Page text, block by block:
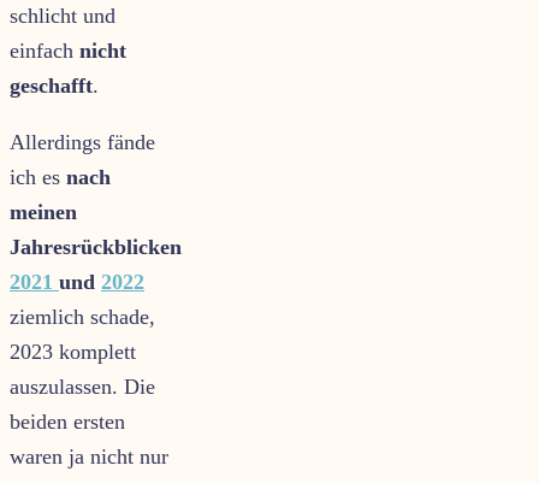
schlicht und
einfach nicht
geschafft.
Allerdings fände
ich es nach
meinen
Jahresrückblicken
2021 und 2022
ziemlich schade,
2023 komplett
auszulassen. Die
beiden ersten
waren ja nicht nur